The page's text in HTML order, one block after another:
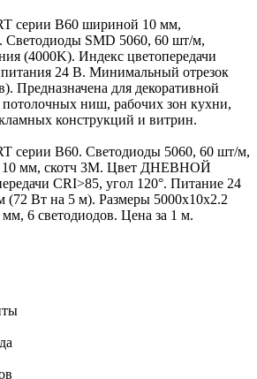
серии B60 шириной 10 мм,
SMD 5060, 60 шт/м,
(4000K). Индекс цветопередачи
24 В. Минимальный отрезок
Предназначена для декоративной
потолочных ниш, рабочих зон кухни,
конструкций и витрин.
серии B60. Светодиоды 5060, 60 шт/м,
10 мм, скотч 3M. Цвет ДНЕВНОЙ
CRI>85, угол 120°. Питание 24
Вт на 5 м). Размеры 5000x10x2.2
6 светодиодов. Цена за 1 м.